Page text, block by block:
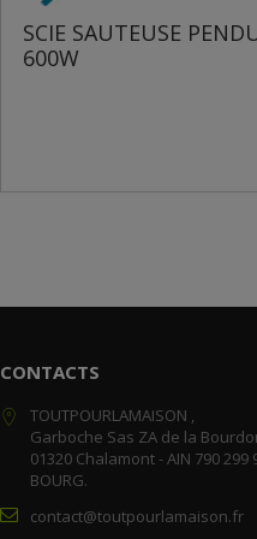
SCIE SAUTEUSE 800W-
PENDULAIRE
CONTACTS
TOUTPOURLAMAISON ,
Garboche Sas ZA de la
01320 Chalamont - AIN 790 299
BOURG.
contact@toutpourlamaison.fr